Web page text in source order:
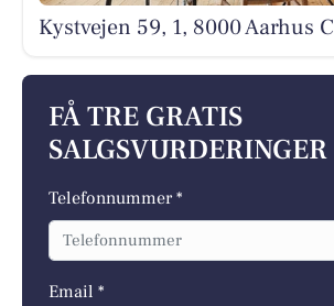
Kystvejen 59, 1, 8000 Aarhus C
FÅ TRE GRATIS
SALGSVURDERINGER
Telefonnummer *
Email *